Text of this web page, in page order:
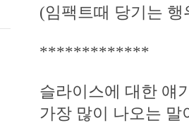
(임팩트때 당기는
*************
슬라이스에 대한 얘
가장 많이 나오는 말